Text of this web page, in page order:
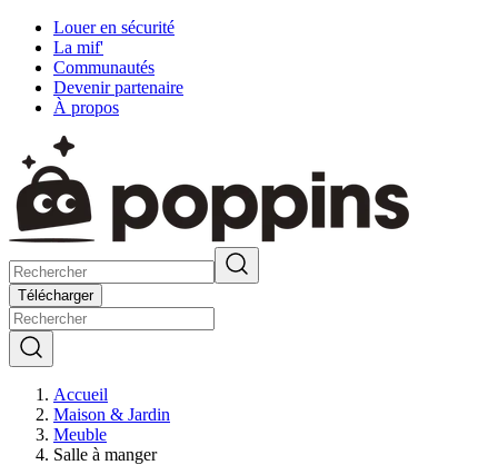
Louer en sécurité
La mif'
Communautés
Devenir partenaire
À propos
Télécharger
Accueil
Maison & Jardin
Meuble
Salle à manger